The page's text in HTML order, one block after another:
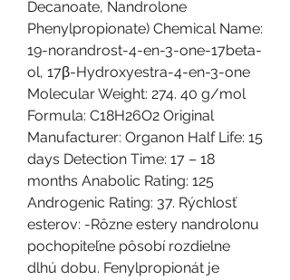
Decanoate, Nandrolone
Phenylpropionate) Chemical Name:
19-norandrost-4-en-3-one-17beta-
ol, 17β-Hydroxyestra-4-en-3-one
Molecular Weight: 274. 40 g/mol
Formula: C18H26O2 Original
Manufacturer: Organon Half Life: 15
days Detection Time: 17 – 18
months Anabolic Rating: 125
Androgenic Rating: 37. Rýchlosť
esterov: -Rôzne estery nandrolonu
pochopiteľne pôsobí rozdielne
dlhú dobu. Fenylpropionát je